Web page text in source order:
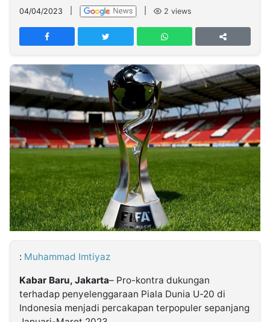
Network
PT
TREETAN
INDONESIA
Partner
Insight
NTB
Suara
Time
Lens
IDN
Daily
Jogja
Jalan
Rakyat
Idealita
News
Kita
Notice
Radar
Baru
Seedbacklink
Follow
Kabarbaru
04/04/2023 2 views
: Muhammad Imtiyaz
Kabar Baru, Jakarta– Pro-kontra dukungan
terhadap penyelenggaraan Piala Dunia U-20 di
Indonesia menjadi percakapan terpopuler sepanjang